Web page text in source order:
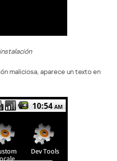
maliciosa, aparece un texto en